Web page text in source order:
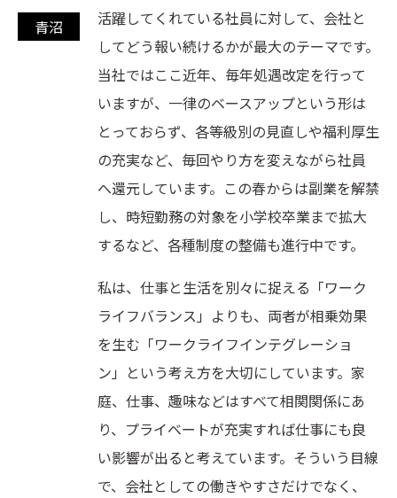
活躍してくれている社員に対して、会社と
してどう報い続けるかが最大のテーマです。
当社ではここ近年、毎年処遇改定を行って
いますが、一律のベースアップという形は
とっておらず、各等級別の見直しや福利厚生
の充実など、毎回やり方を変えながら社員
へ還元しています。この春からは副業を解禁
し、時短勤務の対象を小学校卒業まで拡大
するなど、各種制度の整備も進行中です。
私は、仕事と生活を別々に捉える「ワーク
ライフバランス」よりも、両者が相乗効果
を生む「ワークライフインテグレーショ
ン」という考え方を大切にしています。家
庭、仕事、趣味などはすべて相関関係にあ
り、プライベートが充実すれば仕事にも良
い影響が出ると考えています。そういう目線
で、会社としての働きやすさだけでなく、